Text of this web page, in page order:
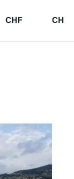
CHF CH